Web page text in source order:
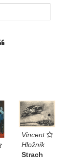
Vincent
Hložník
Strach